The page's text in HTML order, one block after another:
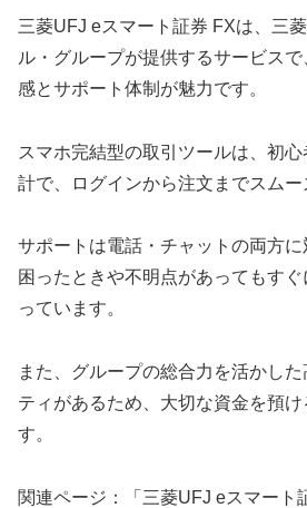
三菱UFJ eスマート証券 FXは、三
ル・グループが提供するサービス
感とサポート体制が魅力です。
スマホ完結型の取引ツールは、初
計で、ログインから注文までスムー
サポートは電話・チャットの両方
困ったときや不明点があってもす
っています。
また、グループの総合力を活かし
ティがあるため、大切な資金を預
す。
関連ページ：「三菱UFJ eスマー